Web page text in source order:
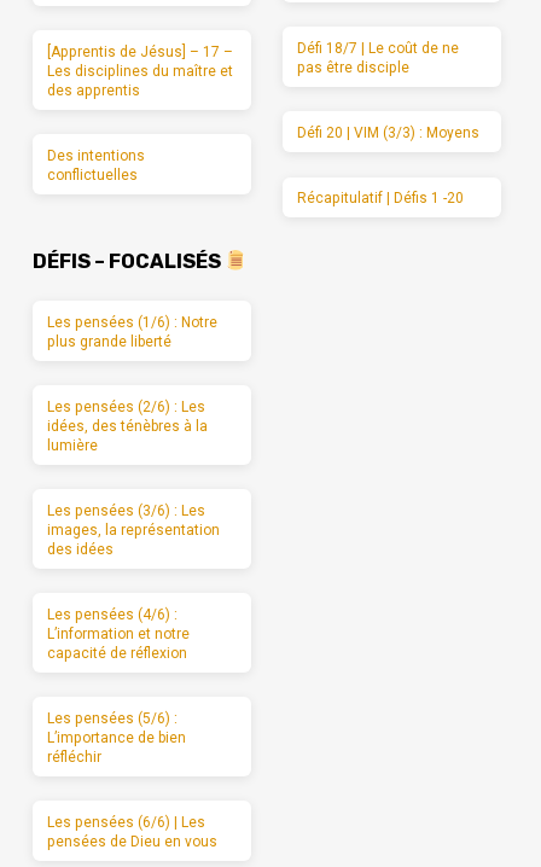
[Apprentis de Jésus] – 17 –
Les disciplines du maître et
des apprentis
Des intentions
conflictuelles
Défi 18/7 | Le coût de ne
pas être disciple
Défi 20 | VIM (3/3) : Moyens
Récapitulatif | Défis 1 -20
DÉFIS – FOCALISÉS
Les pensées (1/6) : Notre
plus grande liberté
Les pensées (2/6) : Les
idées, des ténèbres à la
lumière
Les pensées (3/6) : Les
images, la représentation
des idées
Les pensées (4/6) :
L’information et notre
capacité de réflexion
Les pensées (5/6) :
L’importance de bien
réfléchir
Les pensées (6/6) | Les
pensées de Dieu en vous